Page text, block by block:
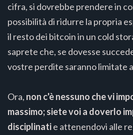
cifra, si dovrebbe prendere in
possibilità di ridurre la propria
il resto dei bitcoin in un cold
saprete che, se dovesse
vostre perdite saranno limitate
Ora, non c'è nessuno che vi
massimo; siete voi a doverlo
disciplinatie attenendovi alle